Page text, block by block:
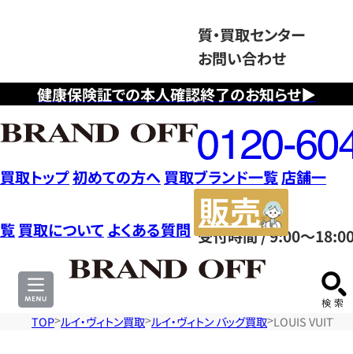
健康保険証での本人確認終了のお知らせ▶
質・買取センター
お問い合わせ
フ
リ
ー
ダ
イ
ヤ
ル
0120604117
受付時間 / 9:00～
買取トップ初めての方へ 買取ブランド一覧店舗一
覧 買取について よくある質問
サ
TOP ルイ・ヴィトン買取 ルイ・ヴィトン バッグ買取 LOUIS